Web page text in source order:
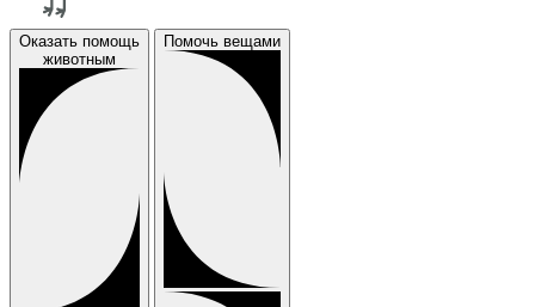
Оказать помощь
животным
Помочь вещами